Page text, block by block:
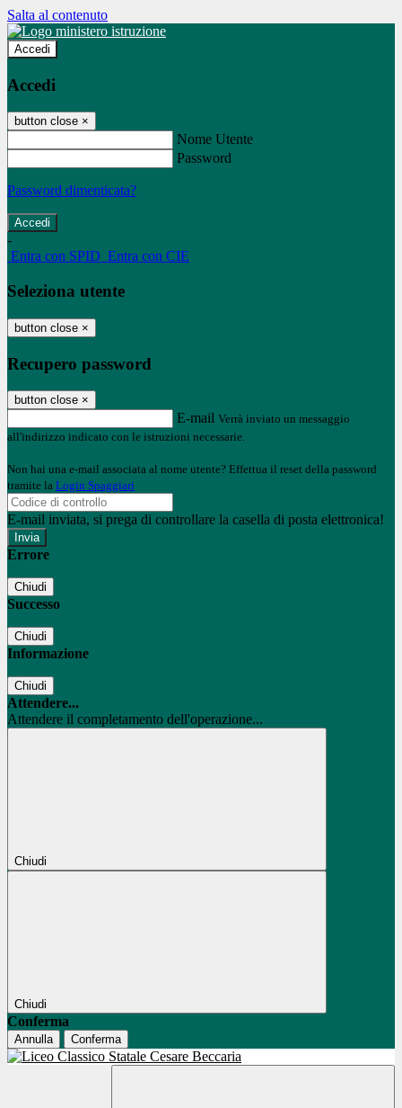
Salta al contenuto
Accedi
Accedi
button close ×
Nome Utente
Password
Password dimenticata?
-
Entra con SPID Entra con CIE
Seleziona utente
button close ×
Recupero password
button close ×
E-mail Verrà inviato un messaggio
all'indirizzo indicato con le istruzioni necessarie.
Non hai una e-mail associata al nome utente? Effettua il reset della password
tramite la Login Spaggiari
E-mail inviata, si prega di controllare la casella di posta elettronica!
Errore
Chiudi
Successo
Chiudi
Informazione
Chiudi
Attendere...
Attendere il completamento dell'operazione...
Chiudi
Chiudi
Conferma
Annulla Conferma